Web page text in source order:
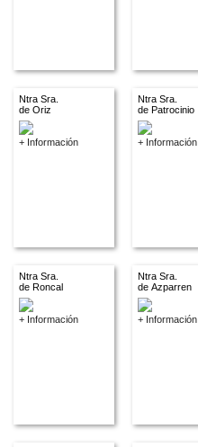
Ntra Sra.
de Oriz
+ Información
Ntra Sra.
de Patrocinio
+ Información
Ntra Sra.
de Roncal
+ Información
Ntra Sra.
de Azparren
+ Información